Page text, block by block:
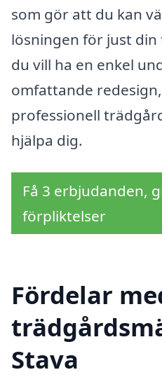
som gör att du kan
lösningen för just din
du vill ha en enkel
omfattande
professionell
hjälpa dig.
Få 3 erbjudanden,
förpliktelser
Fördelar
Stava